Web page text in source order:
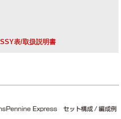
表/取扱説明書